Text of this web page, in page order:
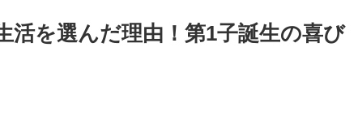
活を選んだ理由！第1子誕生の喜び